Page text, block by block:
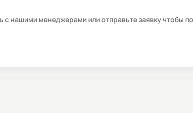
с нашими менеджерами или отправьте заявку чтобы